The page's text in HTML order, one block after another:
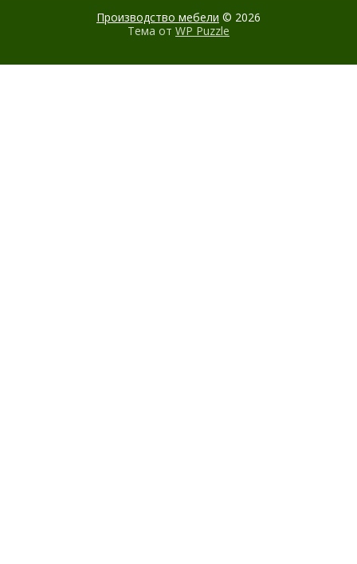
Производство мебели © 2026
Тема от WP Puzzle